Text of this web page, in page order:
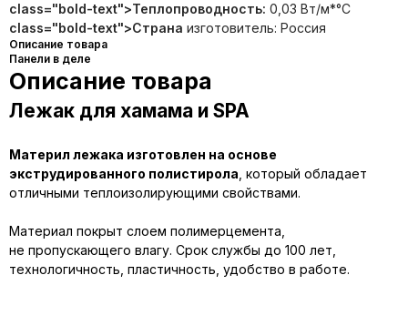
class="bold-text">Теплопроводность: 0,03 Вт/м*°С
class="bold-text">Страна изготовитель: Россия
Описание товара
Панели в деле
Описание товара
Лежак для хамама и SPA
Материл лежака изготовлен на основе
экструдированного полистирола , который обладает
отличными теплоизолирующими свойствами.
Материал покрыт слоем полимерцемента,
не пропускающего влагу. Срок службы до 100 лет,
технологичность, пластичность, удобство в работе.